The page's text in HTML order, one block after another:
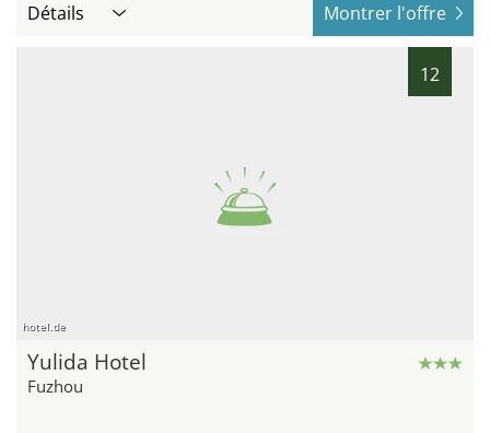
Détails Montrer l'offre
12
hotel.de
Yulida Hotel
Fuzhou